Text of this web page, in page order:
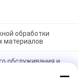
обработки
материалов
обслуживания и
и липких